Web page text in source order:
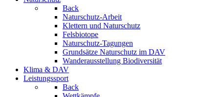
Back
Naturschutz-Arbeit
Klettern und Naturschutz
Felsbiotope
Naturschutz-Tagungen
Grundsätze Naturschutz im DAV
Wanderausstellung Biodiversität
Klima & DAV
Leistungssport
Back